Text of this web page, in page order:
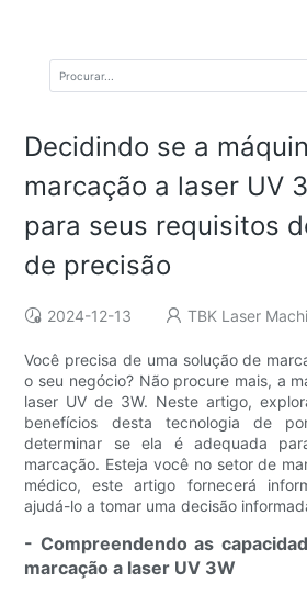
Decidindo se a
marcação a laser UV
para seus requisitos
de precisão
2024-12-13 TBK Laser
Você precisa de uma solução de
o seu negócio? Não procure mais, a
laser UV de 3W. Neste artigo,
benefícios desta tecnologia de
determinar se ela é adequada
marcação. Esteja você no setor de
médico, este artigo fornecerá
ajudá-lo a tomar uma decisão
- Compreendendo as
marcação a laser UV 3W